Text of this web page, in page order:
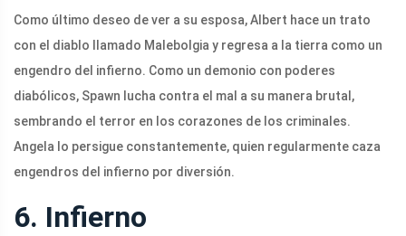
Como último deseo de ver a su esposa, Albert hace un trato
con el diablo llamado Malebolgia y regresa a la tierra como un
engendro del infierno. Como un demonio con poderes
diabólicos, Spawn lucha contra el mal a su manera brutal,
sembrando el terror en los corazones de los criminales.
Angela lo persigue constantemente, quien regularmente caza
engendros del infierno por diversión.
6. Infierno